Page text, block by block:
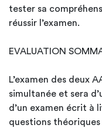
tester sa
réussir l’examen.
EVALUATION
L’examen des deux
simultanée et sera
d’un examen écrit à
questions théoriques